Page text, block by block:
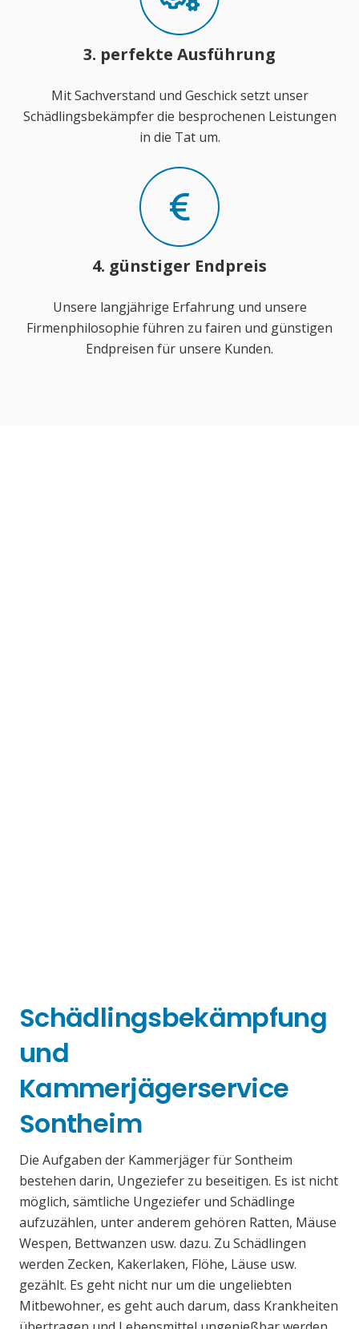
3. perfekte Ausführung
Mit Sachverstand und Geschick setzt unser
Schädlingsbekämpfer die besprochenen Leistungen
in die Tat um.
4. günstiger Endpreis
Unsere langjährige Erfahrung und unsere
Firmenphilosophie führen zu fairen und günstigen
Endpreisen für unsere Kunden.
Schädlingsbekämpfung
und
Kammerjägerservice
Sontheim
Die Aufgaben der Kammerjäger für Sontheim
bestehen darin, Ungeziefer zu beseitigen. Es ist nicht
möglich, sämtliche Ungeziefer und Schädlinge
aufzuzählen, unter anderem gehören Ratten, Mäuse
Wespen, Bettwanzen usw. dazu. Zu Schädlingen
werden Zecken, Kakerlaken, Flöhe, Läuse usw.
gezählt. Es geht nicht nur um die ungeliebten
Mitbewohner, es geht auch darum, dass Krankheiten